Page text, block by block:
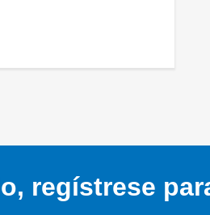
regístrese